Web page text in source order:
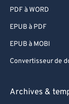
PDF à WORD
EPUB à PDF
EPUB à MOBI
Convertisseur de
Archives &